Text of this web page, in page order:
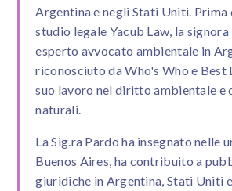
Argentina e negli Stati Uniti. Prima
studio legale Yacub Law, la signora
esperto avvocato ambientale in
riconosciuto da Who's Who e Best
suo lavoro nel diritto ambientale e
naturali.
La Sig.ra Pardo ha insegnato nelle
Buenos Aires, ha contribuito a
giuridiche in Argentina, Stati Uniti